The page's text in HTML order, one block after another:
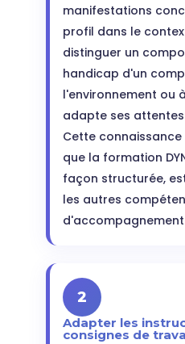
manifestations
profil dans le
distinguer un
handicap d'un
l'environnement ou
adapte ses
Cette
que la formation
façon structurée,
les autres
2
Adapter les
consignes de